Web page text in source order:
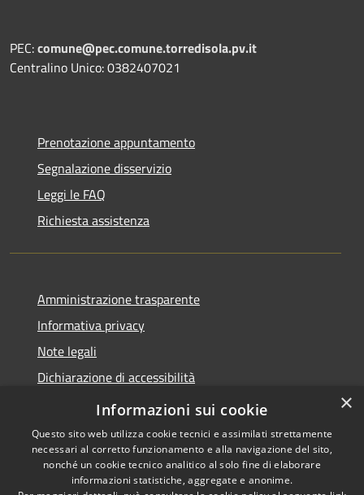
PEC:comune@pec.comune.torredisola.pv.it
Centralino Unico: 0382407021
Prenotazione appuntamento
Segnalazione disservizio
Leggi le FAQ
Richiesta assistenza
Amministrazione trasparente
Informativa privacy
Note legali
Dichiarazione di accessibilità
Whistleblowing-segnalazione illeciti
Copyright © 2026 • Comune di
×
Informazioni sui cookie
Questo sito web utilizza cookie tecnici e assimilati strettamente
necessari al corretto funzionamento e alla navigazione del sito,
nonché un cookie tecnico analitico al solo fine di elaborare
informazioni statistiche, aggregate e anonime.